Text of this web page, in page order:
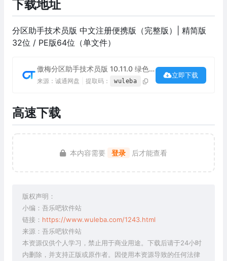
下载地址
分区助手技术员版 中文注册便携版（完整版）| 精简版
32位 / PE版64位（单文件）
傲梅分区助手技术员版 10.11.0 绿色单文件版下载
来源：诚通网盘 提取码： wuleba
立即下载
高速下载
本内容需要 登录 后才能查看
版权声明：
小编：吾乐吧软件站
链接： https://www.wuleba.com/1243.html
来源：吾乐吧软件站
本资源仅供个人学习，禁止用于商业用途。下载后请于24小时
内删除，并支持正版或原作者。因使用本资源导致的任何法律